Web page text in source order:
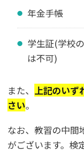
年金手帳
学生証(学校
は不可)
また、 上記のいず
さい。
なお、教習の中間
がございます。検